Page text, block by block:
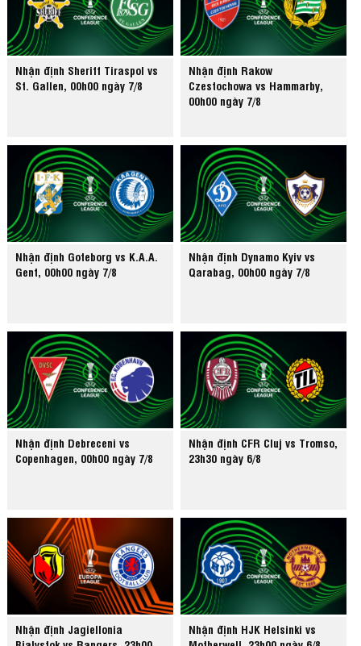
Nhận định Sheriff Tiraspol vs
St. Gallen, 00h00 ngày 7/8
Nhận định Rakow
Czestochowa vs Hammarby,
00h00 ngày 7/8
Nhận định Goteborg vs K.A.A.
Gent, 00h00 ngày 7/8
Nhận định Dynamo Kyiv vs
Qarabag, 00h00 ngày 7/8
Nhận định Debreceni vs
Copenhagen, 00h00 ngày 7/8
Nhận định CFR Cluj vs Tromso,
23h30 ngày 6/8
Nhận định Jagiellonia
Nhận định HJK Helsinki vs